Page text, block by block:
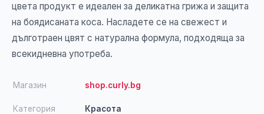
цвета продукт е идеален за деликатна грижа и защита
на боядисаната коса. Насладете се на свежест и
дълготраен цвят с натурална формула, подходяща за
всекидневна употреба.
Магазин shop.curly.bg
Категория Красота